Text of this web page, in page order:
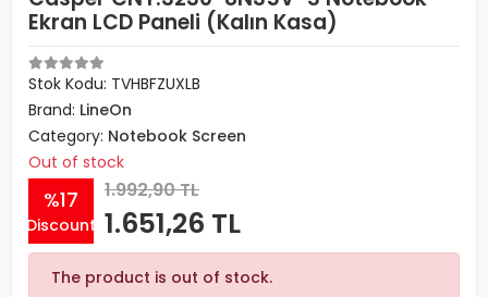
Ekran LCD Paneli (Kalın Kasa)
Stok Kodu: TVHBFZUXLB
Brand: LineOn
Category: Notebook Screen
Out of stock
%17
Discount
1.992,90 TL
1.651,26 TL
The product is out of stock.